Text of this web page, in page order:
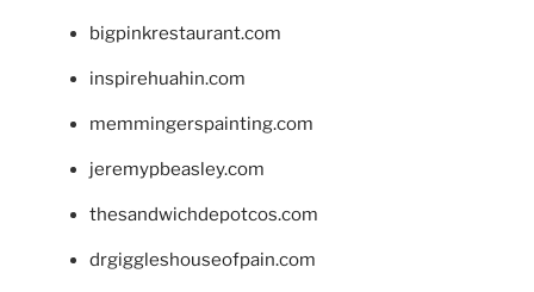
bigpinkrestaurant.com
inspirehuahin.com
memmingerspainting.com
jeremypbeasley.com
thesandwichdepotcos.com
drgiggleshouseofpain.com